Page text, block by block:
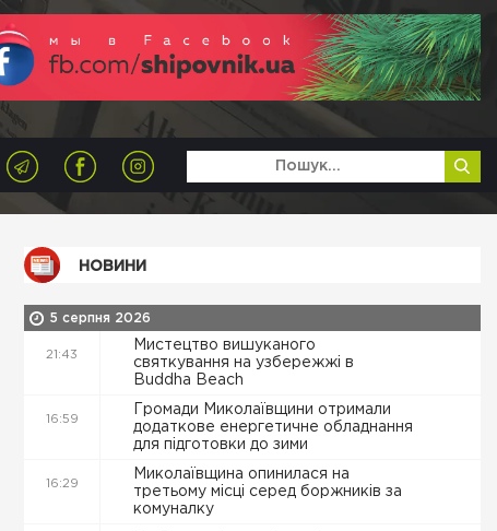
НОВИНИ
5 серпня 2026
21:43
Мистецтво вишуканого
святкування на узбережжі в
Buddha Beach
16:59
Громади Миколаївщини отримали
додаткове енергетичне обладнання
для підготовки до зими
16:29
Миколаївщина опинилася на
третьому місці серед боржників за
комуналку